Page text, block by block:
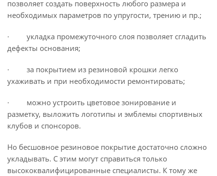
позволяет создать поверхность любого размера и
необходимых параметров по упругости, трению и пр.;
· укладка промежуточного слоя позволяет сгладить
дефекты основания;
· за покрытием из резиновой крошки легко
ухаживать и при необходимости ремонтировать;
· можно устроить цветовое зонирование и
разметку, выложить логотипы и эмблемы спортивных
клубов и спонсоров.
Но бесшовное резиновое покрытие достаточно сложно
укладывать. С этим могут справиться только
высококвалифицированные специалисты. К тому же